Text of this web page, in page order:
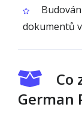
dokumentů
Co
German